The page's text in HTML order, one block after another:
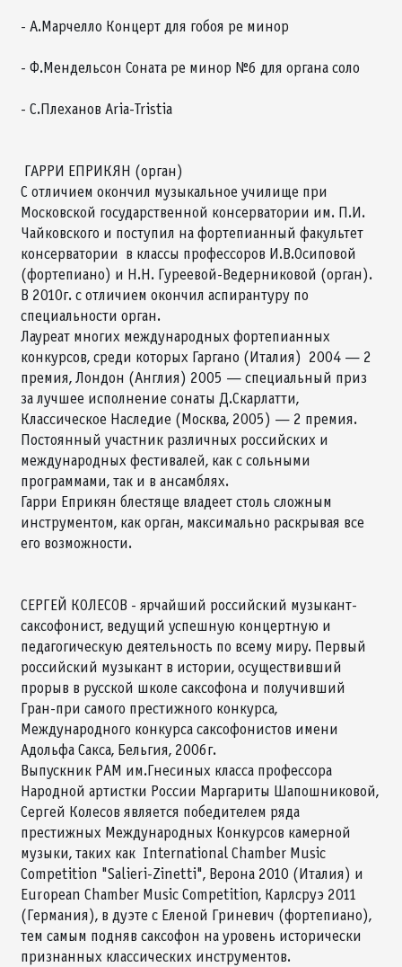
- А.Марчелло Концерт для гобоя ре минор
- Ф.Мендельсон Соната ре минор №6 для органа соло
- С.Плеханов Aria-Tristia
ГАРРИ ЕПРИКЯН (орган)
С отличием окончил музыкальное училище при
Московской государственной консерватории им. П.И.
Чайковского и поступил на фортепианный факультет
консерватории в классы профессоров И.В.Осиповой
(фортепиано) и Н.Н. Гуреевой-Ведерниковой (орган).
В 2010г. с отличием окончил аспирантуру по
специальности орган.
Лауреат многих международных фортепианных
конкурсов, среди которых Гаргано (Италия) 2004 — 2
премия, Лондон (Англия) 2005 — специальный приз
за лучшее исполнение сонаты Д.Скарлатти,
Классическое Наследие (Москва, 2005) — 2 премия.
Постоянный участник различных российских и
международных фестивалей, как с сольными
программами, так и в ансамблях.
Гарри Еприкян блестяще владеет столь сложным
инструментом, как орган, максимально раскрывая все
его возможности.
СЕРГЕЙ КОЛЕСОВ - ярчайший российский музыкант-
саксофонист, ведущий успешную концертную и
педагогическую деятельность по всему миру. Первый
российcкий музыкант в истории, осуществивший
прорыв в русской школе саксофона и получивший
Гран-при самого престижного конкурса,
Международного конкурса саксофонистов имени
Адольфа Сакса, Бельгия, 2006г.
Выпускник РАМ им.Гнесиных класса профессора
Народной артистки России Маргариты Шапошниковой,
Сергей Колесов является победителем ряда
престижных Международных Конкурсов камерной
музыки, таких как International Chamber Music
Competition "Salieri-Zinetti", Верона 2010 (Италия) и
European Chamber Music Competition, Карлсруэ 2011
(Германия), в дуэте с Еленой Гриневич (фортепиано),
тем самым подняв саксофон на уровень исторически
признанных классических инструментов.